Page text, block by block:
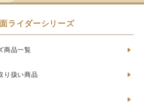
ライダーシリーズ
商品一覧
り扱い商品